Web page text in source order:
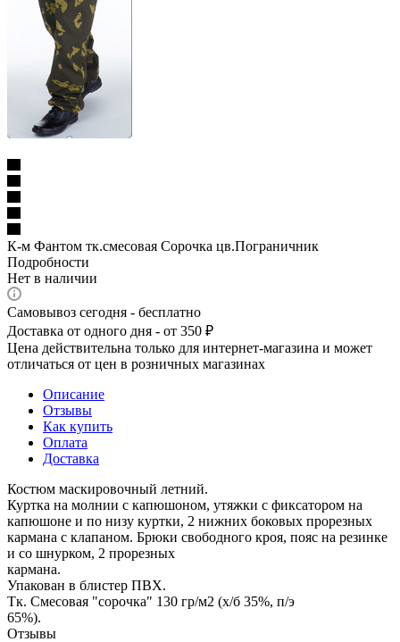
К-м Фантом тк.смесовая Сорочка цв.Пограничник
Подробности
Нет в наличии
Самовывоз сегодня - бесплатно
Доставка от одного дня - от 350 ₽
Цена действительна только для интернет-магазина и может
отличаться от цен в розничных магазинах
Описание
Отзывы
Как купить
Оплата
Доставка
Костюм маскировочный летний.
Куртка на молнии с капюшоном, утяжки с фиксатором на
капюшоне и по низу куртки, 2 нижних боковых прорезных
кармана с клапаном. Брюки свободного кроя, пояс на резинке
и со шнурком, 2 прорезных
кармана.
Упакован в блистер ПВХ.
Тк. Смесовая "сорочка" 130 гр/м2 (х/б 35%, п/э
65%).
Отзывы